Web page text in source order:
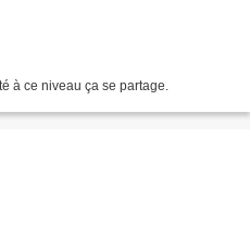
à ce niveau ça se partage.